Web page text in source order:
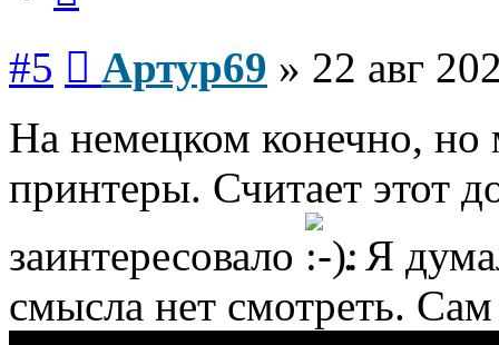
#5 Артур69 » 22 авг
На немецком конечно, но
принтеры. Считает этот
заинтересовало
. Я
смысла нет смотреть.